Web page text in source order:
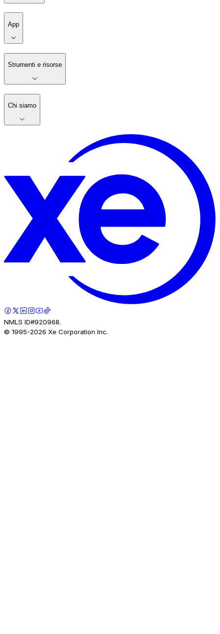
App
Strumenti e risorse
Chi siamo
NMLS ID#920968.
© 1995-2026 Xe Corporation Inc.